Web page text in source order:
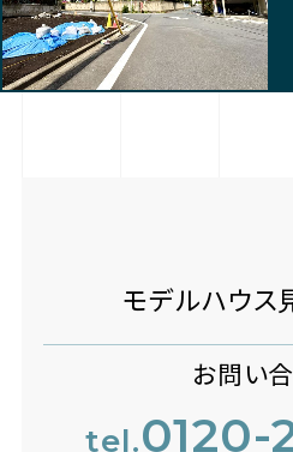
モデルハウス
お問い
tel.0120-